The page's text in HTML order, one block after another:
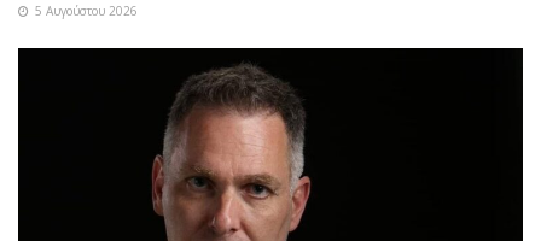
5 Αυγούστου 2026